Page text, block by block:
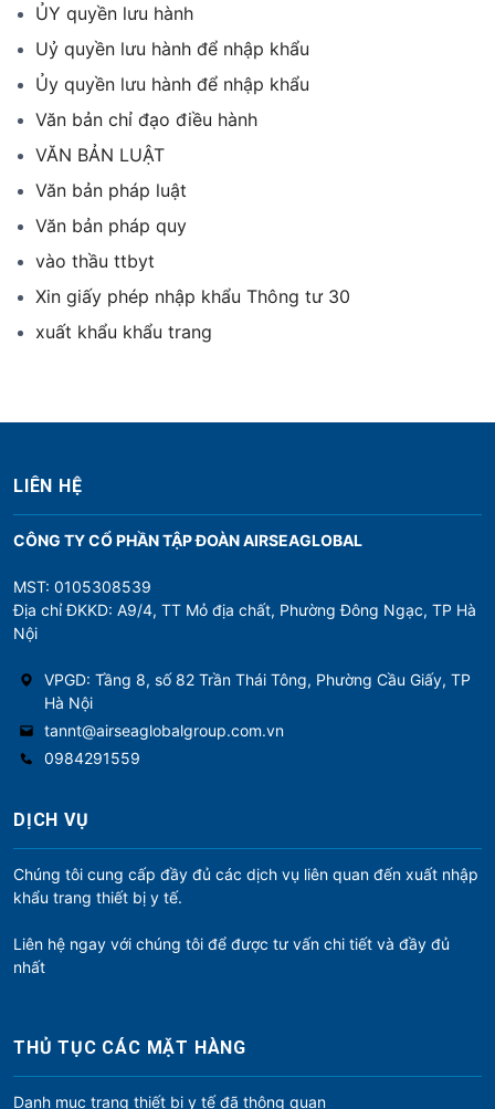
ỦY quyền lưu hành
Uỷ quyền lưu hành để nhập khẩu
Ủy quyền lưu hành để nhập khẩu
Văn bản chỉ đạo điều hành
VĂN BẢN LUẬT
Văn bản pháp luật
Văn bản pháp quy
vào thầu ttbyt
Xin giấy phép nhập khẩu Thông tư 30
xuất khẩu khẩu trang
LIÊN HỆ
CÔNG TY CỔ PHẦN TẬP ĐOÀN AIRSEAGLOBAL
MST: 0105308539
Địa chỉ ĐKKD: A9/4, TT Mỏ địa chất, Phường Đông Ngạc, TP Hà
Nội
VPGD: Tầng 8, số 82 Trần Thái Tông, Phường Cầu Giấy, TP
Hà Nội
tannt@airseaglobalgroup.com.vn
0984291559
DỊCH VỤ
Chúng tôi cung cấp đầy đủ các dịch vụ liên quan đến xuất nhập
khẩu trang thiết bị y tế.
Liên hệ ngay với chúng tôi để được tư vấn chi tiết và đầy đủ
nhất
THỦ TỤC CÁC MẶT HÀNG
Danh mục trang thiết bị y tế đã thông quan